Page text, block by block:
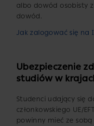
albo dowód osobisty
dowód.
Jak zalogować się na
Ubezpieczenie
studiów w
Studenci udający się
członkowskiego UE/
powinny mieć ze